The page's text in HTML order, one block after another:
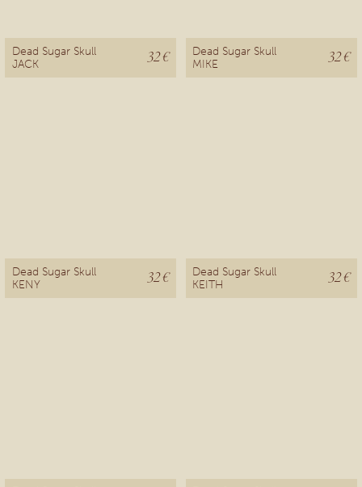
Dead Sugar Skull
JACK
32 €
Dead Sugar Skull
MIKE
32 €
Dead Sugar Skull
KENY
32 €
Dead Sugar Skull
KEITH
32 €